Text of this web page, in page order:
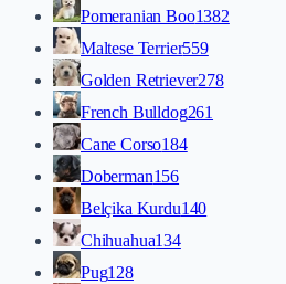
Pomeranian Boo1382
Maltese Terrier559
Golden Retriever278
French Bulldog261
Cane Corso184
Doberman156
Belçika Kurdu140
Chihuahua134
Pug128